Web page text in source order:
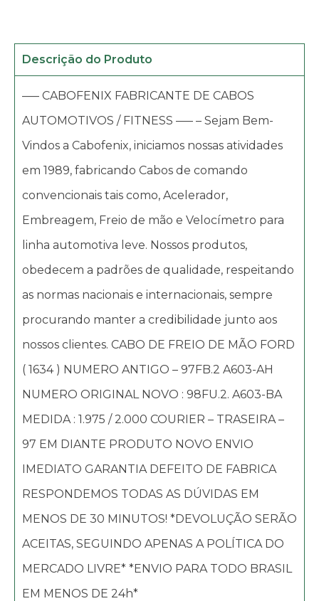
Descrição do Produto
—– CABOFENIX FABRICANTE DE CABOS
AUTOMOTIVOS / FITNESS —– – Sejam Bem-
Vindos a Cabofenix, iniciamos nossas atividades
em 1989, fabricando Cabos de comando
convencionais tais como, Acelerador,
Embreagem, Freio de mão e Velocímetro para
linha automotiva leve. Nossos produtos,
obedecem a padrões de qualidade, respeitando
as normas nacionais e internacionais, sempre
procurando manter a credibilidade junto aos
nossos clientes. CABO DE FREIO DE MÃO FORD
( 1634 ) NUMERO ANTIGO – 97FB.2 A603-AH
NUMERO ORIGINAL NOVO : 98FU.2. A603-BA
MEDIDA : 1.975 / 2.000 COURIER – TRASEIRA –
97 EM DIANTE PRODUTO NOVO ENVIO
IMEDIATO GARANTIA DEFEITO DE FABRICA
RESPONDEMOS TODAS AS DÚVIDAS EM
MENOS DE 30 MINUTOS! *DEVOLUÇÃO SERÃO
ACEITAS, SEGUINDO APENAS A POLÍTICA DO
MERCADO LIVRE* *ENVIO PARA TODO BRASIL
EM MENOS DE 24h*